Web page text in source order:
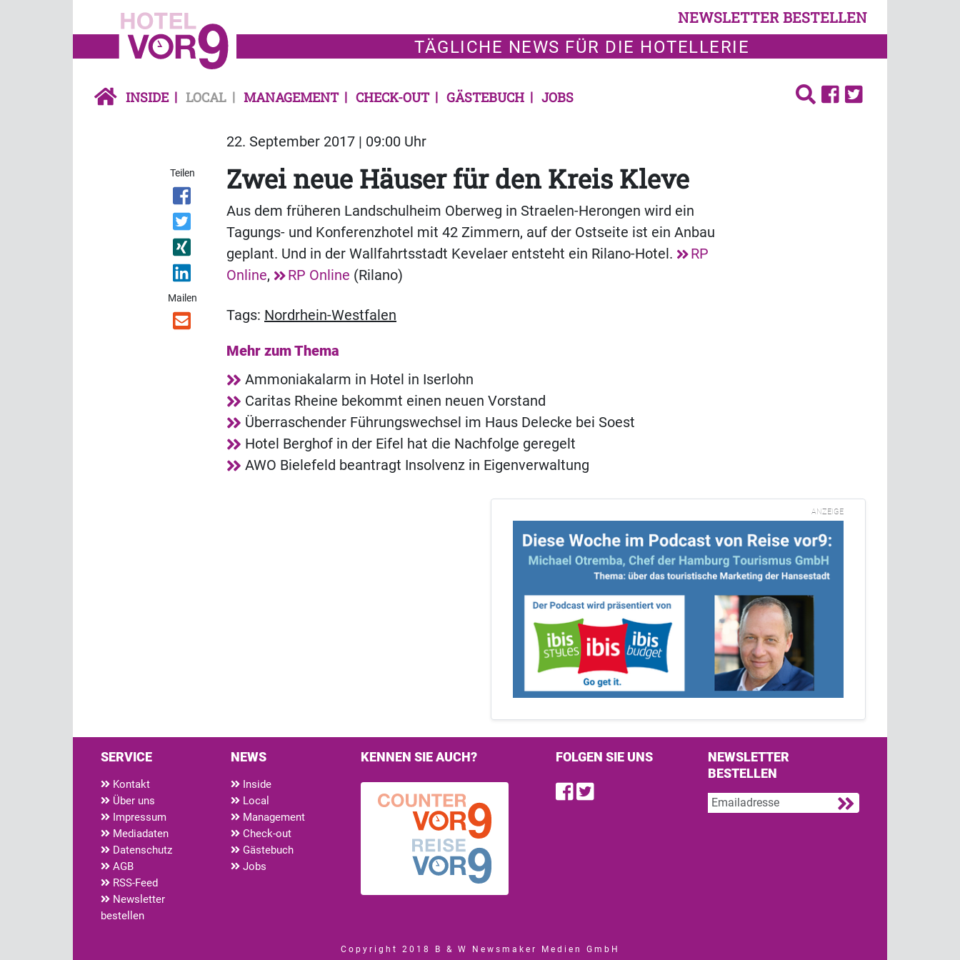
NEWSLETTER BESTELLEN
TÄGLICHE NEWS FÜR DIE HOTELLERIE
INSIDE LOCAL MANAGEMENT CHECK-OUT GÄSTEBUCH JOBS
22. September 2017 | 09:00 Uhr
Teilen
Mailen
Zwei neue Häuser für den Kreis Kleve
Aus dem früheren Landschulheim Oberweg in Straelen-Herongen wird ein
Tagungs- und Konferenzhotel mit 42 Zimmern, auf der Ostseite ist ein Anbau
geplant. Und in der Wallfahrtsstadt Kevelaer entsteht ein Rilano-Hotel.
RP
Online, RP Online (Rilano)
Tags: Nordrhein-Westfalen
Mehr zum Thema
Ammoniakalarm in Hotel in Iserlohn
Caritas Rheine bekommt einen neuen Vorstand
Überraschender Führungswechsel im Haus Delecke bei Soest
Hotel Berghof in der Eifel hat die Nachfolge geregelt
AWO Bielefeld beantragt Insolvenz in Eigenverwaltung
ANZEIGE
SERVICE
Kontakt
Über uns
Impressum
Mediadaten
Datenschutz
AGB
RSS-Feed
Newsletter
bestellen
NEWS
Inside
Local
Management
Check-out
Gästebuch
Jobs
KENNEN SIE AUCH? FOLGEN SIE UNS
Find us on Facebook
Follow us on Twitter
NEWSLETTER
BESTELLEN
Copyright 2018 B & W Newsmaker Medien GmbH